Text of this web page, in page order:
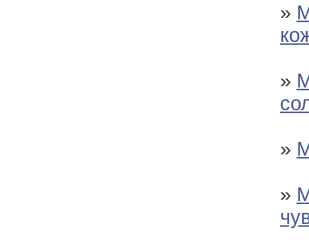
»
»
»
»